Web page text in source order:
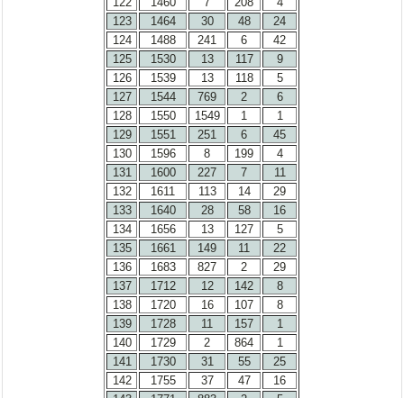
123
1464 30 48
24
124
1488 241 6
42
125
1530 13 117
9
126
1539 13 118
5
127
1544 769 2
6
128
1550 1549 1
1
129
1551 251 6
45
130
1596 8 199
4
131
1600 227 7
11
132
1611 113 14
29
133
1640 28 58
16
134
1656 13 127
5
135
1661 149 11
22
136
1683 827 2
29
137
1712 12 142
8
138
1720 16 107
8
139
1728 11 157
1
140
1729 2 864
1
141
1730 31 55
25
142
1755 37 47
16